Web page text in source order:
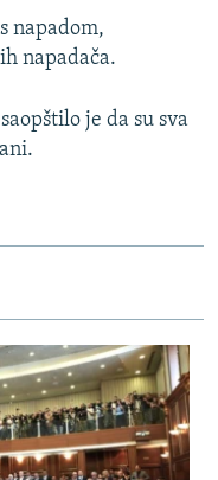
napadom,
napadača.
je da su sva